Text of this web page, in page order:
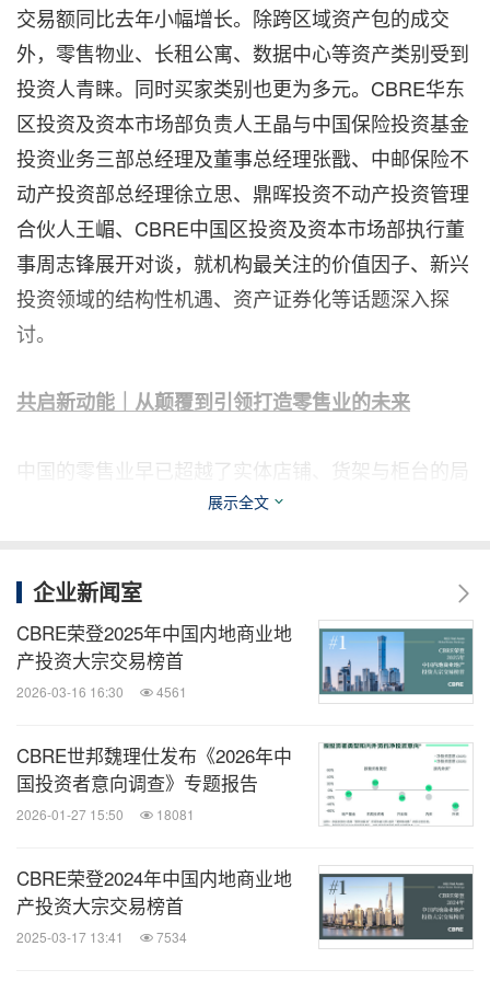
交易额同比去年小幅增长。除跨区域资产包的成交
外，零售物业、长租公寓、数据中心等资产类别受到
投资人青睐。同时买家类别也更为多元。CBRE华东
区投资及资本市场部负责人王晶与中国保险投资基金
投资业务三部总经理及董事总经理张戬、中邮保险不
动产投资部总经理徐立思、鼎晖投资不动产投资管理
合伙人王嵋、CBRE中国区投资及资本市场部执行董
事周志锋展开对谈，就机构最关注的价值因子、新兴
投资领域的结构性机遇、资产证券化等话题深入探
讨。
共启新动能｜从颠覆到引领打造零售业的未来
中国的零售业早已超越了实体店铺、货架与柜台的局
限，而更注重情感、关联性与社交互动。CBRE中国
太古汇联席总经理及张园商管董事Calvin See、
Abercrombie & Fitch亚太区董事总经理Steven
Sare、LANE HOUSE董事长及多品牌零售运营商
Klaus Anker Petersen，立足国际视野，共同探讨业
共启新动能｜重塑城市产业与消费生态
因新兴产业而活力四射，一些商圈因新消费品牌而人
流如织。这背后是土地、人才、资本、技术、数据等
经济发展核心要素更自由、更高效流向最能创造价值
展示全文
企业新闻室
CBRE荣登2025年中国内地商业地
产投资大宗交易榜首
2026-03-16 16:30 4561
CBRE世邦魏理仕发布《2026年中
国投资者意向调查》专题报告
2026-01-27 15:50 18081
CBRE荣登2024年中国内地商业地
产投资大宗交易榜首
2025-03-17 13:41 7534